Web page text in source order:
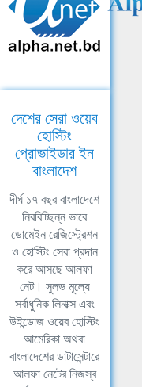
দেশের সেরা ওয়েব
হোস্টিং
প্রোভাইডার ইন
বাংলাদেশ
দীর্ঘ ১৭ বছর বাংলাদেশে
নিরবিচ্ছিন্ন ভাবে
ডোমেইন রেজিস্ট্রেশন
ও হোস্টিং সেবা প্রদান
করে আসছে আলফা
নেট। সুলভ মূল্যে
সর্বাধুনিক লিনাক্স এবং
উইন্ডোজ ওয়েব হোস্টিং
আমেরিকা অথবা
বাংলাদেশের ডাটাসেন্টারে
আলফা নেটের নিজস্ব